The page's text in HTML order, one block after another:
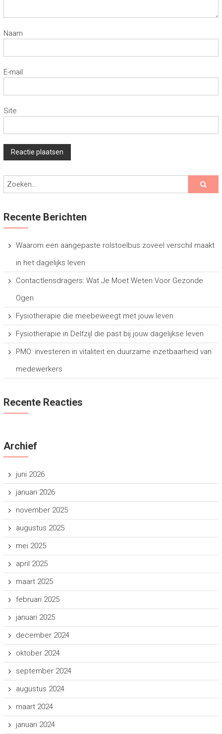
Naam
E-mail
Site
Recente Berichten
Waarom een aangepaste rolstoelbus zoveel verschil maakt
in het dagelijks leven
Contactlensdragers: Wat Je Moet Weten Voor Gezonde
Ogen
Fysiotherapie die meebeweegt met jouw leven
Fysiotherapie in Delfzijl die past bij jouw dagelijkse leven
PMO: investeren in vitaliteit en duurzame inzetbaarheid van
medewerkers
Recente Reacties
Archief
juni 2026
januari 2026
november 2025
augustus 2025
mei 2025
april 2025
maart 2025
februari 2025
januari 2025
december 2024
oktober 2024
september 2024
augustus 2024
maart 2024
januari 2024